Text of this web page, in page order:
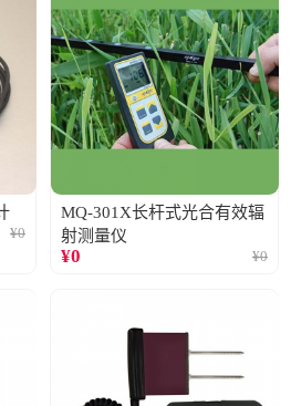
¥0
MQ-301X长杆式光合有效辐
射测量仪
¥0 ¥0